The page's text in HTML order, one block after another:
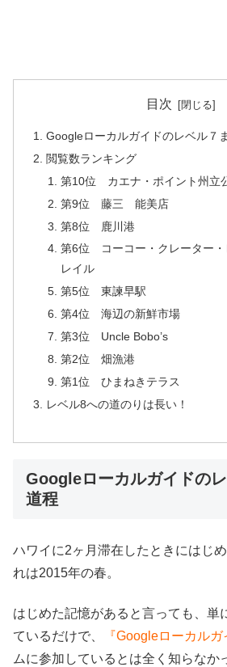
目次
Googleローカルガイドのレベル７
閲覧数ランキング
第10位 カエナ・ポイント州立
第9位 藤三 能美店
第8位 鹿川港
第6位 コーコー・クレーター・
レイル
第5位 東諫早駅
第4位 海辺の新鮮市場
第3位 Uncle Bobo’s
第2位 畑漁港
第1位 ひまねきテラス
レベル8への道のりは長い！
Googleローカルガイドの
道程
ハワイに2ヶ月滞在したときにはじ
れは2015年の春。
はじめた記憶があると言っても、単
ているだけで、
『Googleローカルガ
ムに参加しているとは全く知らなか